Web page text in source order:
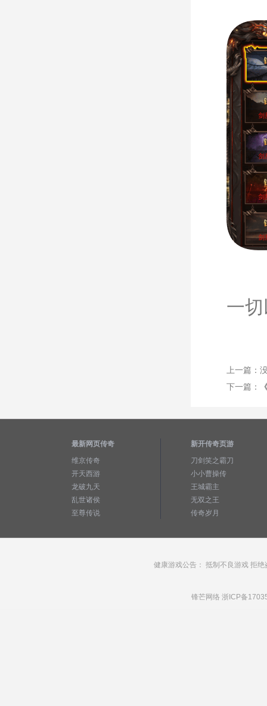
一
上一篇：
下一篇：
最新网页传奇
维京传奇
开天西游
龙破九天
乱世诸侯
至尊传说
新开传奇页游
刀剑笑之霸刀
小小曹操传
王城霸主
无双之王
传奇岁月
健康游戏公告： 抵制不良游戏 拒
锋芒网络 浙ICP备